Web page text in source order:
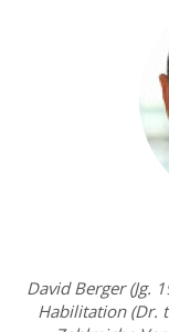
David Berger (Jg.
Habilitation (Dr.